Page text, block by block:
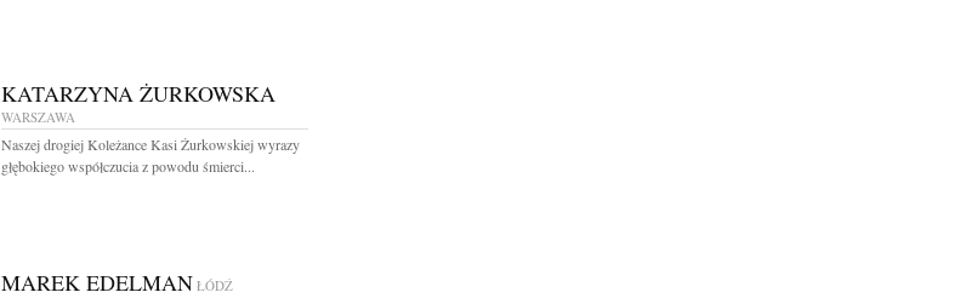
KATARZYNA ŻURKOWSKA
WARSZAWA
Naszej drogiej Koleżance Kasi Żurkowskiej wyrazy
głębokiego współczucia z powodu śmierci...
MAREK EDELMAN ŁÓDŹ